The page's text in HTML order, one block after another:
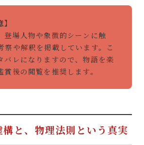
場人物や象徴的シーンに触
察や解釈を掲載しています。こ
バレになりますので、物語を楽
賞後の閲覧を推奨します。
構と、物理法則という真実